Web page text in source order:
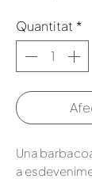
Quantitat *
Una
a